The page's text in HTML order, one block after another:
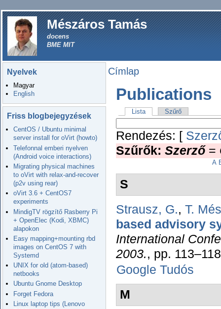
Mészáros Tamás
docens
BME MIT
Nyelvek
Magyar
English
Friss blogbejegyzések
CentOS / Ubuntu minimal
server install for oVirt (howto)
Telefonnal emberi nyelven
(Android voice interactions)
Migrating physical machines
to oVirt with relax-and-recover
(p2v using rear)
oVirt 3.6 + CentOS7
experiments
MindigTV rögzítő Rasberry Pi
+ OpenElec (Kodi, XBMC)
alapokon
Easy mapping+mounting rbd
images on CentOS 7 with
Systemd
UNIX for old (atom-based)
netbooks
Ubuntu Gnome Desktop
Forget Fedora
Linux laptop tips (Lenovo
Címlap
Publications
Lista Szűrő
Rendezés: [
Szűrők: Szerző =
A
S
Strausz, G., T.
based advisory
International
2003., pp.
Google Tudós
M